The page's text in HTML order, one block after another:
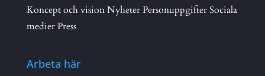
Koncept och visionNyheterPersonuppgifterSociala
medierPress
Arbeta här